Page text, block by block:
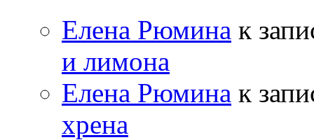
Елена Рюмина к
и лимона
Елена Рюмина к
хрена